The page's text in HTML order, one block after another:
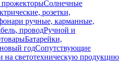
Солнечные
розетки,
ручные, карманные,
проводРучной и
Батарейки,
годСопутствующие
на светотехническую продукцию